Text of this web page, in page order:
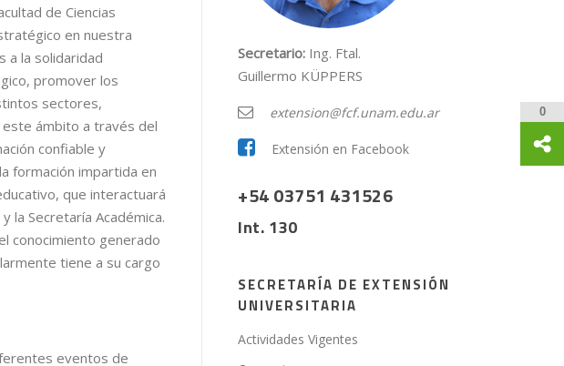
de Ciencias
en nuestra
a la solidaridad
promover los
sectores,
este ámbito a través del
confiable y
formación impartida en
que interactuará
la Secretaría Académica.
conocimiento generado
tiene a su cargo
eventos de
Secretario: Ing. Ftal.
Guillermo KÜPPERS
extension@fcf.unam.edu.ar
Extensión en Facebook
+54 03751 431526
Int. 130
SECRETARÍA DE EXTENSIÓN
UNIVERSITARIA
Actividades Vigentes
0